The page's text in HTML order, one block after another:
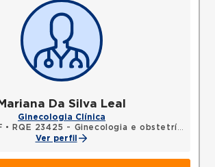
Mariana Da Silva Leal
Ginecologia Clínica
•
RQE 23425 - Ginecologia e obstetrícia
Ver perfil